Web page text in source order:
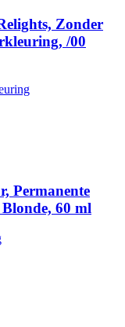
Zonder
/00
Permanente
60 ml